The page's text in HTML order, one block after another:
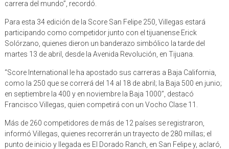
carrera del mundo”, recordó.
Para esta 34 edición de la Score San Felipe 250, Villegas estará
participando como competidor junto con el tijuanense Erick
Solórzano, quienes dieron un banderazo simbólico la tarde del
martes 13 de abril, desde la Avenida Revolución, en Tijuana.
“Score International le ha apostado sus carreras a Baja California,
como la 250 que se correrá del 14 al 18 de abril; la Baja 500 en junio;
en septiembre la 400 y en noviembre la Baja 1000”, destacó
Francisco Villegas, quien competirá con un Vocho Clase 11.
Más de 260 competidores de más de 12 países se registraron,
informó Villegas, quienes recorrerán un trayecto de 280 millas; el
punto de inicio y llegada es El Dorado Ranch, en San Felipe y, aclaró,